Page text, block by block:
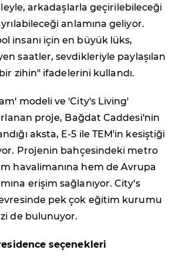
arkadaşlarla geçirilebileceği
anlamına geliyor.
insanı için en büyük lüks,
saatler, sevdikleriyle paylaşılan
zihin" ifadelerini kullandı.
modeli ve 'City's Living'
proje, Bağdat Caddesi'nin
aksta, E-5 ile TEM'in kesiştiği
Projenin bahçesindeki metro
havalimanına hem de Avrupa
erişim sağlanıyor. City's
pek çok eğitim kurumu
de bulunuyor.
seçenekleri